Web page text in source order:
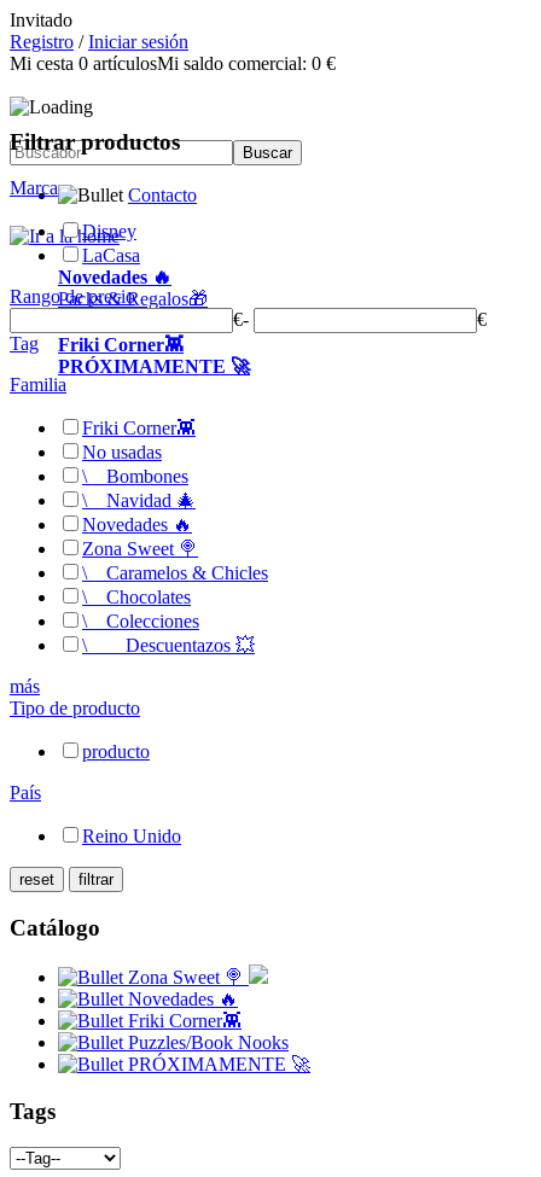
Invitado
Registro /Iniciar sesión
Mi cesta 0 artículosMi saldo comercial: 0 €
Contacto
Novedades 🔥
Packs & Regalos🎁
Friki Corner👾
PRÓXIMAMENTE 🚀
Filtrar productos
Marca
Disney
LaCasa
Rango de precio
€-
€
Tag
Familia
Friki Corner👾
No usadas
\__ Bombones
\__ Navidad 🎄
Novedades 🔥
Zona Sweet 🍭
\__ Caramelos & Chicles
\__ Chocolates
\__ Colecciones
\__
Descuentazos 💥
más
Tipo de producto
producto
País
Reino Unido
Catálogo
Zona Sweet 🍭
Novedades 🔥
Friki Corner👾
Puzzles/Book Nooks
PRÓXIMAMENTE 🚀
Tags